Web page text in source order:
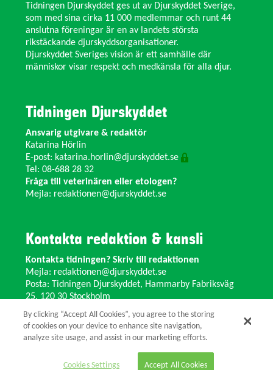
Tidningen Djurskyddet ges ut av Djurskyddet Sverige,
som med sina cirka 11 000 medlemmar och runt 44
anslutna föreningar är en av landets största
rikstäckande djurskyddsorganisationer.
Djurskyddet Sveriges vision är ett samhälle där
människor visar respekt och medkänsla för alla djur.
Tidningen Djurskyddet
Ansvarig utgivare & redaktör
Katarina Hörlin
E-post: katarina.horlin@djurskyddet.se
Tel: 08-688 28 32
Fråga till veterinären eller etologen?
Mejla: redaktionen@djurskyddet.se
Kontakta redaktion & kansli
Kontakta tidningen? Skriv till redaktionen
Mejla: redaktionen@djurskyddet.se
Posta: Tidningen Djurskyddet, Hammarby Fabriksväg
25, 120 30 Stockholm
Ändra adress? Kontakta kansliet
Växel: 08-673 35 11 E-post: info@djurskyddet.se
© 2026 Tidningen Djurskyddet.
By clicking “Accept All Cookies”, you agree to the storing
of cookies on your device to enhance site navigation,
analyze site usage, and assist in our marketing efforts.
Cookies Settings Accept All Cookies